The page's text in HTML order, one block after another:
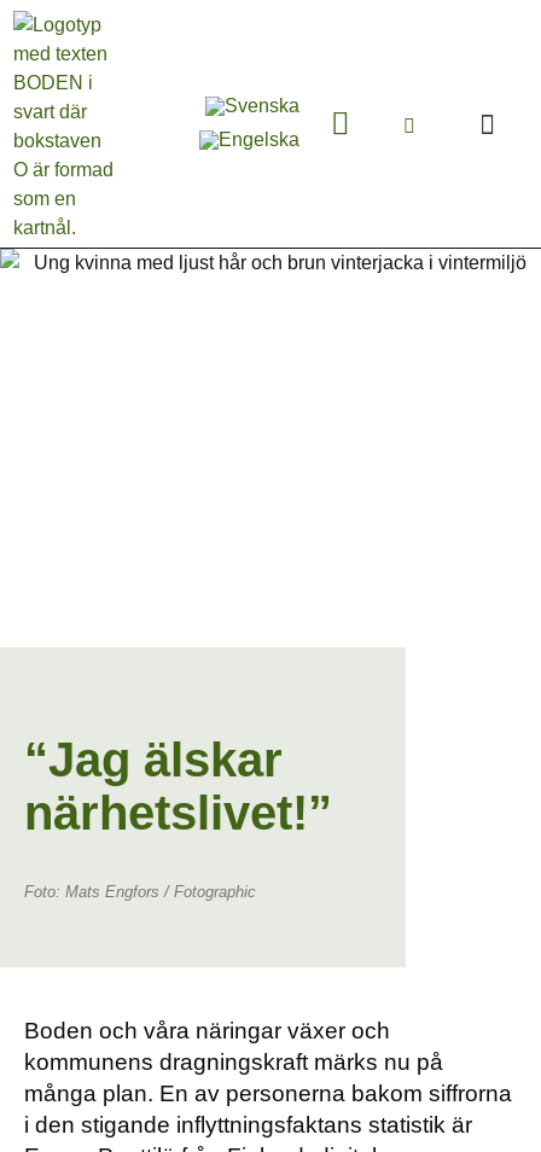
“Jag älskar
närhetslivet!”
Foto: Mats Engfors / Fotographic
Boden och våra näringar växer och
kommunens dragningskraft märks nu på
många plan. En av personerna bakom siffrorna
i den stigande inflyttningsfaktans statistik är